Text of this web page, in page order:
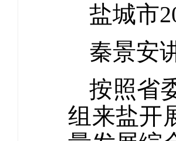
盐城市
秦景安
按照省
组来盐开